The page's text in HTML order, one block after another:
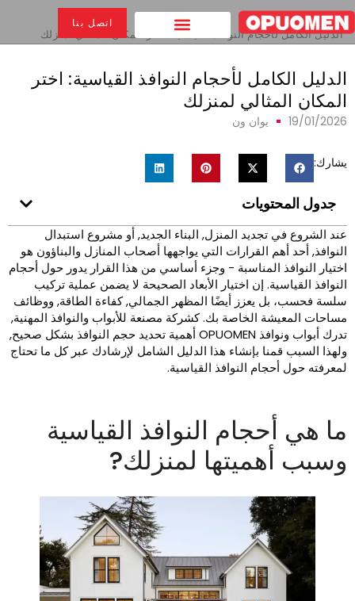
اتصل بنا بيت >
الدليل الكامل لأحجام النوافذ القياسية: اختر المكان المثالي لمنزلك
الكامل لأحجام النوافذ القياسية: اختر
المثالي لمنزلك
19/01/ يوان ون
جدول المحتويات
الشروع في تجديد المنزل, البناء الجديد, أو مشروع استبدال
أحد أهم القرارات التي يواجهها أصحاب المنازل والبناؤون هو
النوافذ المناسبة - وجزء أساسي من هذا القرار يدور حول أحجام
القياسية. إن اختيار الأبعاد الصحيحة لا يضمن عملية تركيب
فحسب، بل يعزز أيضًا المظهر الجمالي, كفاءة الطاقة, ووظائف
المعيشة الخاصة بك. كشركة مصنعة للأبواب والنوافذ المهنية,
تدرك أبواب ونوافذ OPUOMEN أهمية تحديد حجم النوافذ بشكل صحيح,
السبب قمنا بإنشاء هذا الدليل الشامل لإرشادك عبر كل ما تحتاج
حول أحجام النوافذ القياسية.
هي أحجام النوافذ القياسية
أهميتها لمنزلك?